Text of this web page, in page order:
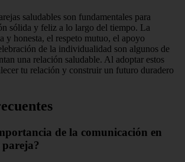
saludables son fundamentales para
sólida y feliz a lo largo del tiempo. La
y honesta, el respeto mutuo, el apoyo
de la individualidad son algunos de
una relación saludable. Al adoptar estos
tu relación y construir un futuro duradero
de la comunicación en